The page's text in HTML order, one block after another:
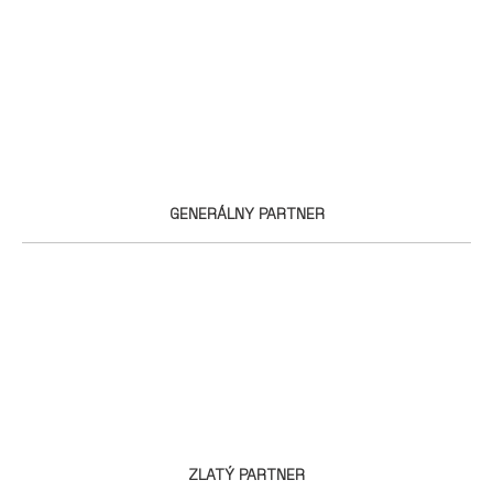
GENERÁLNY PARTNER
ZLATÝ PARTNER